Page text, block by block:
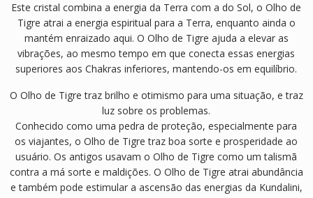
P
a
n
o
5
m
Este cristal combina a energia da Terra com a do Sol, o Olho de
Tigre atrai a energia espiritual para a Terra, enquanto ainda o
mantém enraizado aqui. O Olho de Tigre ajuda a elevar as
vibrações, ao mesmo tempo em que conecta essas energias
superiores aos Chakras inferiores, mantendo-os em equilíbrio.
O Olho de Tigre traz brilho e otimismo para uma situação, e traz
luz sobre os problemas.
Conhecido como uma pedra de proteção, especialmente para
os viajantes, o Olho de Tigre traz boa sorte e prosperidade ao
usuário. Os antigos usavam o Olho de Tigre como um talismã
contra a má sorte e maldições. O Olho de Tigre atrai abundância
e também pode estimular a ascensão das energias da Kundalini,